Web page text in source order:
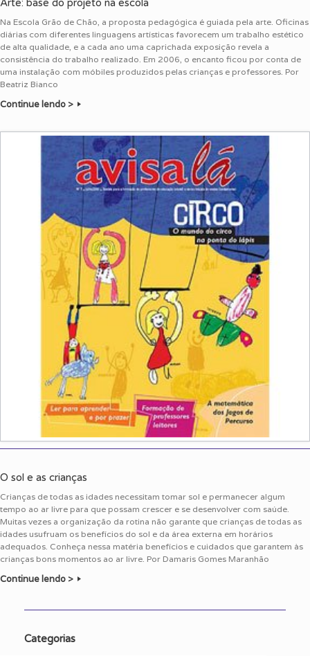
Arte: base do projeto na escola
Na Escola Grão de Chão, a proposta pedagógica é guiada pela arte. Oficinas
diárias com diferentes linguagens artísticas favorecem um trabalho estético
de alta qualidade, e a cada ano uma caprichada exposição revela a
consistência do trabalho realizado. Em 2006, o encanto ficou por conta de
uma instalação com móbiles produzidos pelas crianças e professores. Por
Beatriz Bianco
Continue lendo >
O sol e as crianças
Crianças de todas as idades necessitam tomar sol e permanecer algum
tempo ao ar livre para que possam crescer e se desenvolver com saúde.
Muitas vezes a organização da rotina não garante que crianças de todas as
idades usufruam os benefícios do sol e da área externa em horários
adequados. Conheça nessa matéria benefícios e cuidados que garantem às
crianças bons momentos ao ar livre. Por Damaris Gomes Maranhão
Continue lendo >
Categorias